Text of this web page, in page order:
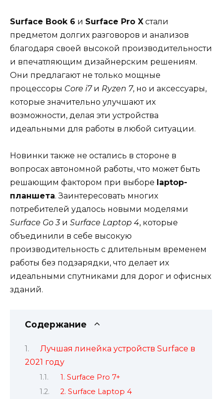
Surface Book 6 и Surface Pro X стали
предметом долгих разговоров и анализов
благодаря своей высокой производительности
и впечатляющим дизайнерским решениям.
Они предлагают не только мощные
процессоры Core i7и Ryzen 7, но и аксессуары,
которые значительно улучшают их
возможности, делая эти устройства
идеальными для работы в любой ситуации.
Новинки также не остались в стороне в
вопросах автономной работы, что может быть
решающим фактором при выборе laptop-
планшета. Заинтересовать многих
потребителей удалось новыми моделями
Surface Go 3и Surface Laptop 4, которые
объединили в себе высокую
производительность с длительным временем
работы без подзарядки, что делает их
идеальными спутниками для дорог и офисных
зданий.
Содержание
Лучшая линейка устройств Surface в
2021 году
1. Surface Pro 7+
2. Surface Laptop 4